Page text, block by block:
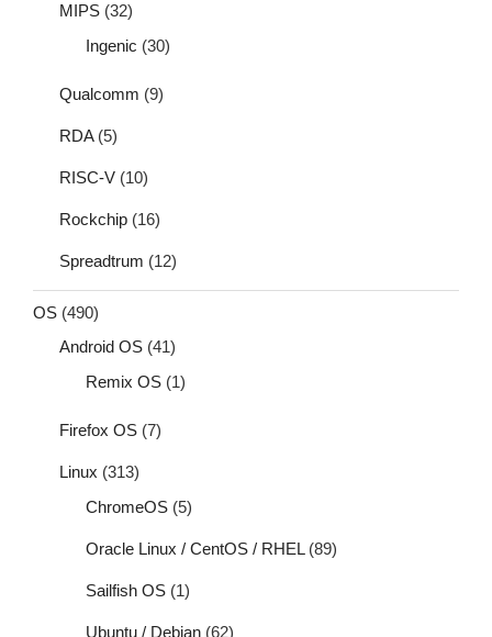
MIPS (32)
Ingenic (30)
Qualcomm (9)
RDA(5)
RISC-V (10)
Rockchip (16)
Spreadtrum (12)
OS (490)
Android OS (41)
Remix OS (1)
Firefox OS (7)
Linux (313)
ChromeOS (5)
Oracle Linux / CentOS / RHEL(89)
Sailfish OS (1)
Ubuntu / Debian (62)